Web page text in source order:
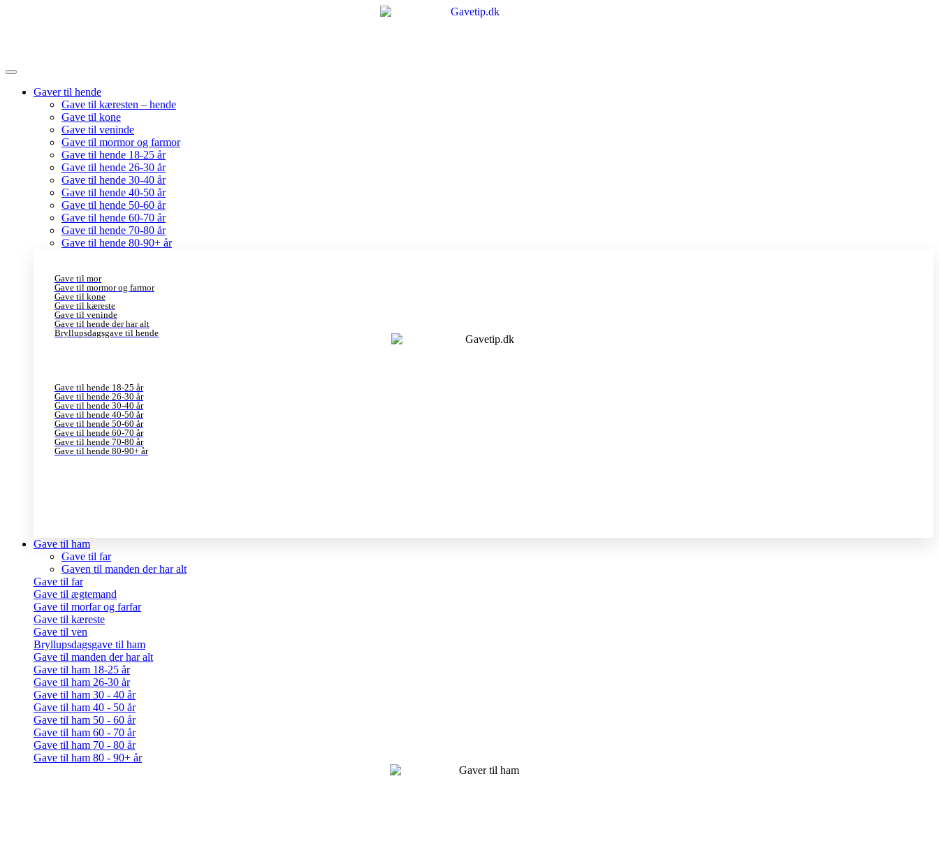
Gaver til hende
Gave til kæresten – hende
Gave til kone
Gave til veninde
Gave til mormor og farmor
Gave til hende 18-25 år
Gave til hende 26-30 år
Gave til hende 30-40 år
Gave til hende 40-50 år
Gave til hende 50-60 år
Gave til hende 60-70 år
Gave til hende 70-80 år
Gave til hende 80-90+ år
Gave til mor
Gave til mormor og farmor
Gave til kone
Gave til kæreste
Gave til veninde
Gave til hende der har alt
Bryllupsdagsgave til hende
Gave til hende 18-25 år
Gave til hende 26-30 år
Gave til hende 30-40 år
Gave til hende 40-50 år
Gave til hende 50-60 år
Gave til hende 60-70 år
Gave til hende 70-80 år
Gave til hende 80-90+ år
Gave til ham
Gave til far
Gaven til manden der har alt
Gave til far
Gave til ægtemand
Gave til morfar og farfar
Gave til kæreste
Gave til ven
Bryllupsdagsgave til ham
Gave til manden der har alt
Gave til ham 18-25 år
Gave til ham 26-30 år
Gave til ham 30 - 40 år
Gave til ham 40 - 50 år
Gave til ham 50 - 60 år
Gave til ham 60 - 70 år
Gave til ham 70 - 80 år
Gave til ham 80 - 90+ år